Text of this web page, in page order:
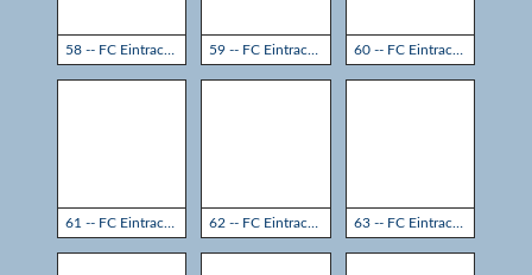
58 -- FC Eintracht Rheine - TSG Sprockhövel 3:3 59 -- FC Eintracht Rheine - TSG Sprockhövel 3:3 60 -- FC Eintracht Rheine - TSG Sprockhövel 3:3
61 -- FC Eintracht Rheine - TSG Sprockhövel 3:3 62 -- FC Eintracht Rheine - TSG Sprockhövel 3:3 63 -- FC Eintracht Rheine - TSG Sprockhövel 3:3